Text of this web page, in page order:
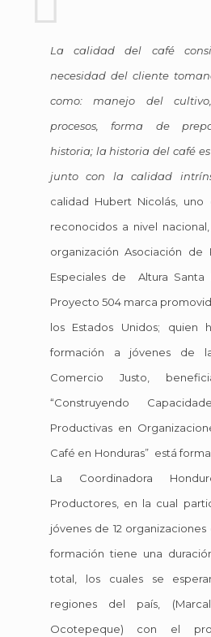
La calidad del café
necesidad del cliente
como: manejo del
procesos, forma de
historia; la historia del café
junto con la calidad
calidad Hubert Nicolás,
reconocidos a nivel
organización Asociación de
Especiales de Altura Santa
Proyecto 504 marca
los Estados Unidos; quien
formación a jóvenes de
Comercio Justo,
“Construyendo
Productivas en
Café en Honduras” está
La Coordinadora
Productores, en la cual
jóvenes de 12
formación tiene una
total, los cuales se
regiones del país,
Ocotepeque) con el